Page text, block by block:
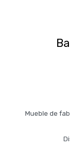
Mueble de